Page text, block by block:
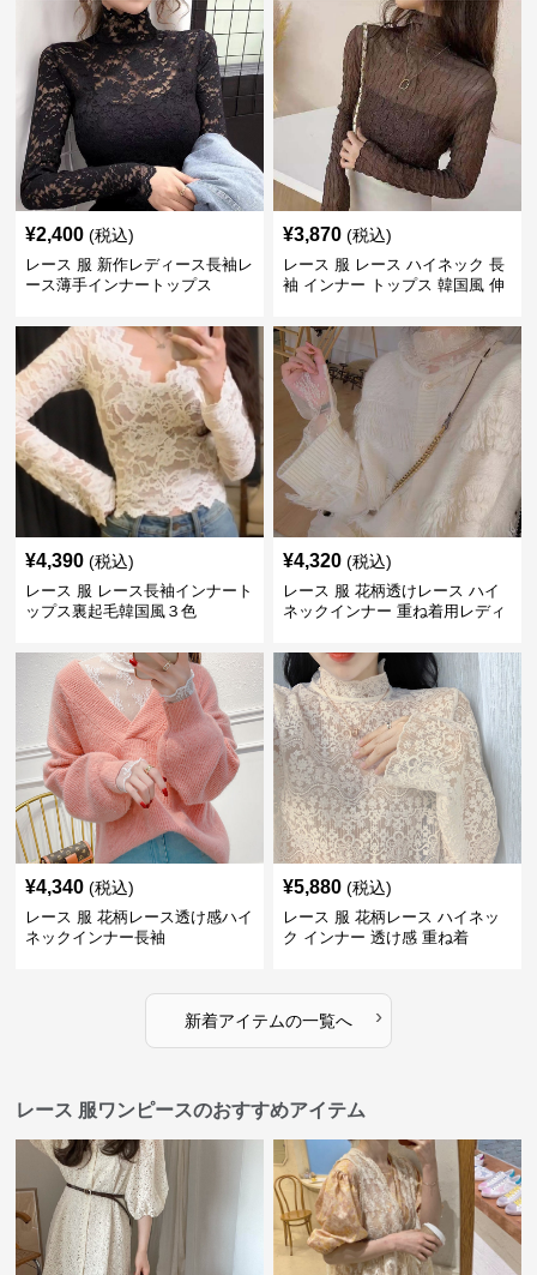
¥2,400 (税込)
レース 服 新作レディース長袖レ
ース薄手インナートップス
¥3,870 (税込)
レース 服 レース ハイネック 長
袖 インナー トップス 韓国風 伸
¥4,390 (税込)
レース 服 レース長袖インナート
ップス裏起毛韓国風３色
¥4,320 (税込)
レース 服 花柄透けレース ハイ
ネックインナー 重ね着用レディ
¥4,340 (税込)
レース 服 花柄レース透け感ハイ
ネックインナー長袖
¥5,880 (税込)
レース 服 花柄レース ハイネッ
ク インナー 透け感 重ね着
新着アイテムの一覧へ ›
レース 服ワンピースのおすすめアイテム